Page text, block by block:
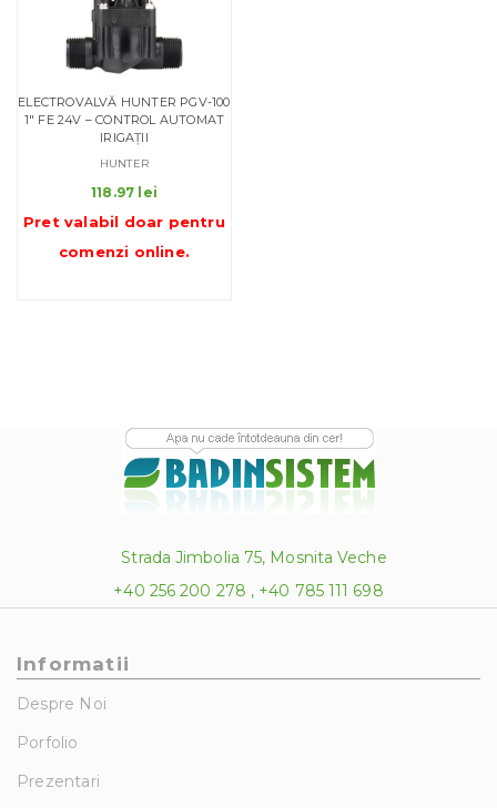
ELECTROVALVĂ HUNTER PGV-100
1″ FE 24V – CONTROL AUTOMAT
IRIGAȚII
HUNTER
118.97 lei
Pret valabil doar pentru
comenzi online.
Strada Jimbolia 75, Mosnita Veche
+40 256 200 278 , +40 785 111 698
Informatii
Despre Noi
Porfolio
Prezentari